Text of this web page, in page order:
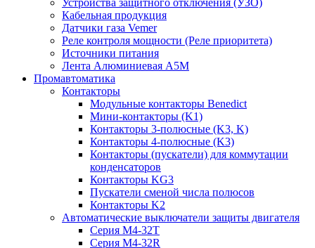
Кабельная продукция
Датчики газа Vemer
Реле контроля мощности (Реле приоритета)
Источники питания
Лента Алюминиевая А5М
Промавтоматика
Контакторы
Модульные контакторы Benedict
Мини-контакторы (K1)
Контакторы 3-полюсные (K3, K)
Контакторы 4-полюсные (K3)
Контакторы (пускатели) для коммутации
конденсаторов
Контакторы KG3
Пускатели сменой числа полюсов
Контакторы K2
Автоматические выключатели защиты двигателя
Серия M4-32T
Серия M4-32R